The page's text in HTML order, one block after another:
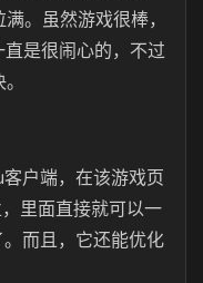
。虽然游戏很棒，
是很闹心的，不过
户端，在该游戏页
里面直接就可以一
而且，它还能优化